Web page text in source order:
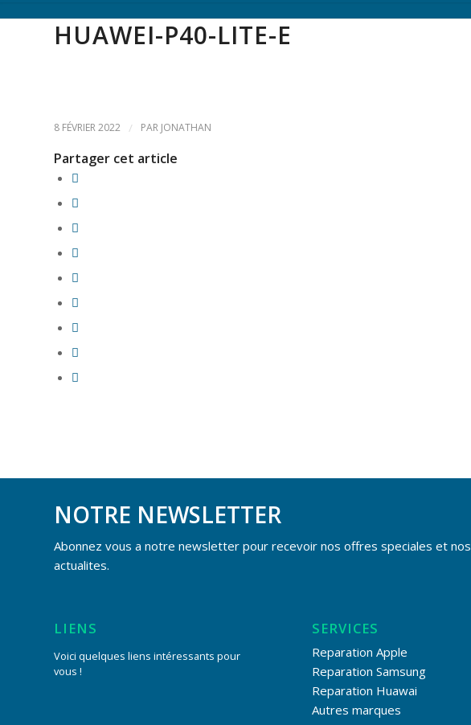
HUAWEI-P40-LITE-E
8 FÉVRIER 2022 / PAR JONATHAN
Partager cet article
NOTRE NEWSLETTER
Abonnez vous a notre newsletter pour recevoir nos offres speciales et nos
actualites.
LIENS
Voici quelques liens intéressants pour
vous !
SERVICES
Reparation Apple
Reparation Samsung
Reparation Huawai
Autres marques